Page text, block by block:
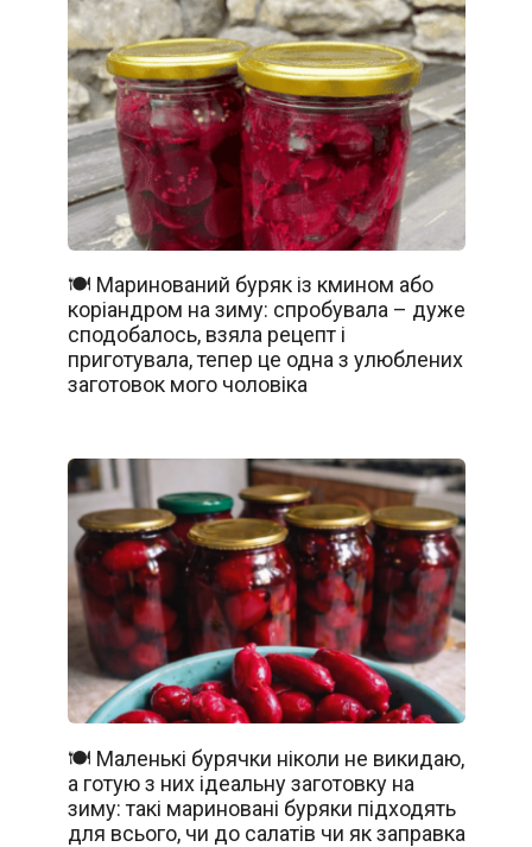
🍽️ Маринований буряк із кмином або
коріандром на зиму: спробувала – дуже
сподобалось, взяла рецепт і
приготувала, тепер це одна з улюблених
заготовок мого чоловіка
🍽️ Маленькі бурячки ніколи не викидаю,
а готую з них ідеальну заготовку на
зиму: такі мариновані буряки підходять
для всього, чи до салатів чи як заправка